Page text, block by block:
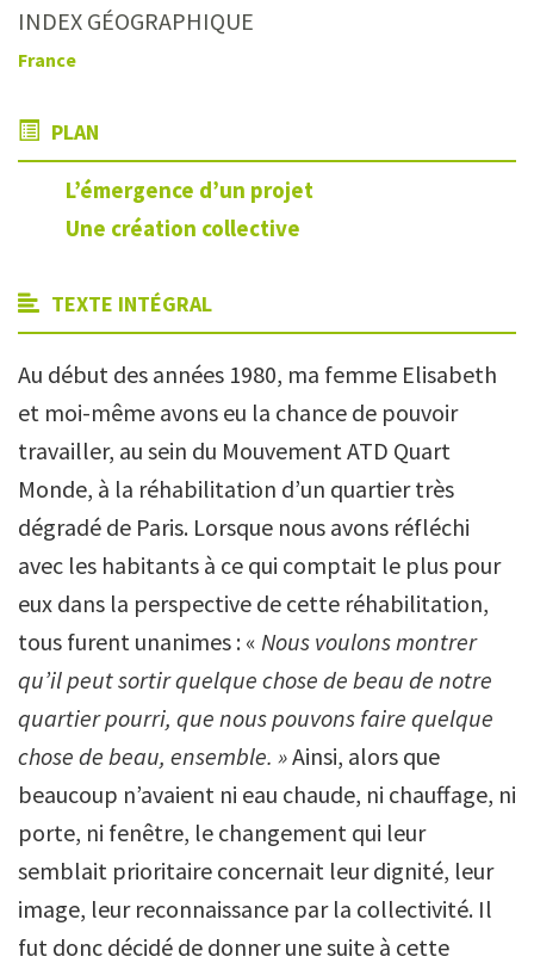
INDEX GÉOGRAPHIQUE
France
PLAN
L’émergence d’un projet
Une création collective
TEXTE INTÉGRAL
Au début des années 1980, ma femme Elisabeth
et moi-même avons eu la chance de pouvoir
travailler, au sein du Mouvement ATD Quart
Monde, à la réhabilitation d’un quartier très
dégradé de Paris. Lorsque nous avons réfléchi
avec les habitants à ce qui comptait le plus pour
eux dans la perspective de cette réhabilitation,
tous furent unanimes : « Nous voulons montrer
qu’il peut sortir quelque chose de beau de notre
quartier pourri, que nous pouvons faire quelque
chose de beau, ensemble. »Ainsi, alors que
beaucoup n’avaient ni eau chaude, ni chauffage, ni
porte, ni fenêtre, le changement qui leur
semblait prioritaire concernait leur dignité, leur
image, leur reconnaissance par la collectivité. Il
fut donc décidé de donner une suite à cette